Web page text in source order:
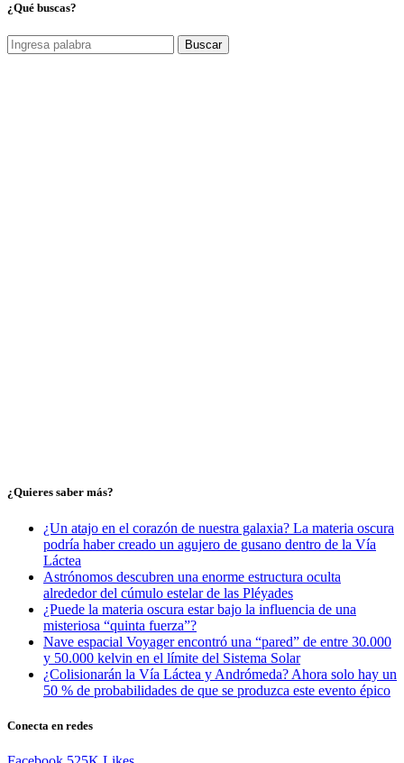
¿Qué buscas?
Buscar
¿Quieres saber más?
¿Un atajo en el corazón de nuestra galaxia? La materia oscura
podría haber creado un agujero de gusano dentro de la Vía
Láctea
Astrónomos descubren una enorme estructura oculta
alrededor del cúmulo estelar de las Pléyades
¿Puede la materia oscura estar bajo la influencia de una
misteriosa “quinta fuerza”?
Nave espacial Voyager encontró una “pared” de entre 30.000
y 50.000 kelvin en el límite del Sistema Solar
¿Colisionarán la Vía Láctea y Andrómeda? Ahora solo hay un
50 % de probabilidades de que se produzca este evento épico
Conecta en redes